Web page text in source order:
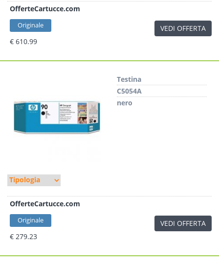
OfferteCartucce.com
Originale
€ 610.99
VEDI OFFERTA
Testina
C5054A
nero
OfferteCartucce.com
Originale
€ 279.23
VEDI OFFERTA